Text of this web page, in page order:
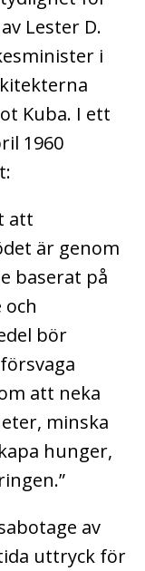
Lester D.
i
Kuba. I ett
1960
att
är genom
baserat på
bör
att neka
minska
hunger,
av
uttryck för